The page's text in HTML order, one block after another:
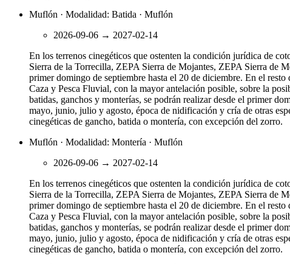
Muflón · Modalidad: Batida · Muflón
2026-09-06 → 2027-02-14
En los terrenos cinegéticos que ostenten la condición jurídica de
Sierra de la Torrecilla, ZEPA Sierra de Mojantes, ZEPA Sierra de
primer domingo de septiembre hasta el 20 de diciembre. En el
Caza y Pesca Fluvial, con la mayor antelación posible, sobre la
batidas, ganchos y monterías, se podrán realizar desde el primer
mayo, junio, julio y agosto, época de nidificación y cría de otras
cinegéticas de gancho, batida o montería, con excepción del zorro.
Muflón · Modalidad: Montería · Muflón
2026-09-06 → 2027-02-14
En los terrenos cinegéticos que ostenten la condición jurídica de
Sierra de la Torrecilla, ZEPA Sierra de Mojantes, ZEPA Sierra de
primer domingo de septiembre hasta el 20 de diciembre. En el
Caza y Pesca Fluvial, con la mayor antelación posible, sobre la
batidas, ganchos y monterías, se podrán realizar desde el primer
mayo, junio, julio y agosto, época de nidificación y cría de otras
cinegéticas de gancho, batida o montería, con excepción del zorro.